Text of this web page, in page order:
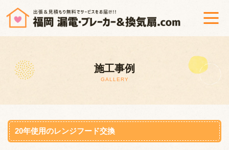
漏電調査修理＆ブレーカー交換
換気扇修理・交換
工事までの流れ
施工事例
GALLERY
20年使用のレンジフード交換